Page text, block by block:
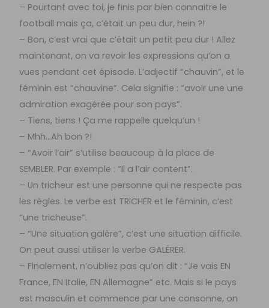
– Pourtant avec toi, je finis par bien connaitre le
football mais ça, c’était un peu dur, hein ?!
– Bon, c’est vrai que c’était un petit peu dur ! Allez
maintenant, on va revoir les expressions qu’on a
vues pendant cet épisode. L’adjectif “chauvin”, et le
féminin est “chauvine”. Cela signifie : “avoir une une
admiration exagérée pour son pays”.
– Tiens, tiens ! Ça me rappelle quelqu’un !
– Mhh…Ah bon ?!
– “Avoir l’air” s’utilise beaucoup à la place de
SEMBLER. Par exemple : “Il a l’air content”.
– Un tricheur est une personne qui ne respecte pas
les règles. Le verbe est TRICHER et le féminin, c’est
“une tricheuse”.
– “Une situation galère”, c’est une situation difficile.
On peut aussi utiliser le verbe GALÉRER.
– Finalement, n’oubliez pas qu’on dit : “Je vais EN
France, EN Italie, EN Allemagne” etc. Mais si le pays
est masculin et commence par une consonne, on